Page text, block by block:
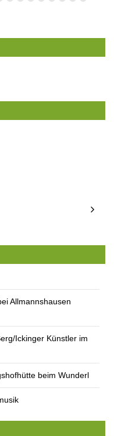
Allmannshausen
Ickinger Künstler im
beim Wunderl